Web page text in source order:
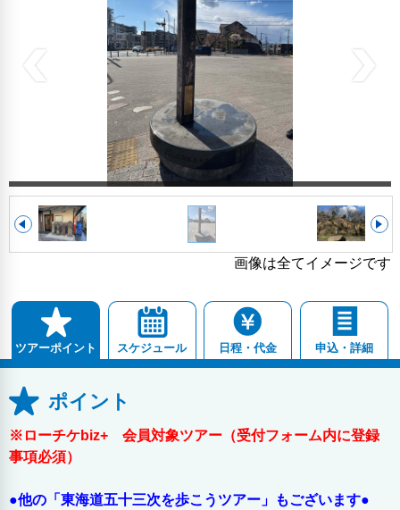
画像は全てイメージです
ツアーポイント スケジュール 日程・代金 申込・詳細
ポイント
※ローチケbiz+ 会員対象ツアー（受付フォーム内に登録
事項必須）
●他の「東海道五十三次を歩こうツアー」もございます●